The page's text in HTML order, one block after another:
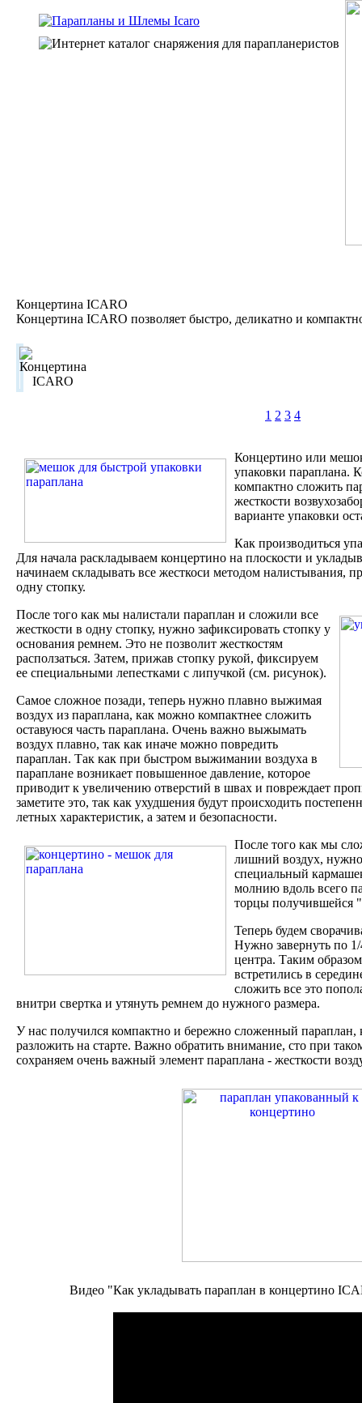
Концертина ICARO
Концертина ICARO позволяет быстро, деликатно и
1 2 3 4
Концертино или
упаковки параплана.
компактно сложить
жесткости
варианте упаковки
Как производиться
Для начала раскладываем концертино на плоскости и
начинаем складывать все жесткоси методом налистывания,
одну стопку.
После того как мы налистали параплан и сложили все
жесткости в одну стопку, нужно зафиксировать стопку у
основания ремнем. Это не позволит жесткостям
расползаться. Затем, прижав стопку рукой, фиксируем
ее специальными лепестками с липучкой (см. рисунок).
Самое сложное позади, теперь нужно плавно выжимая
воздух из параплана, как можно компактнее сложить
оставуюся часть параплана. Очень важно выжымать
воздух плавно, так как иначе можно повредить
параплан. Так как при быстром выжимании воздуха в
параплане возникает повышенное давление, которое
приводит к увеличению отверстий в швах и повреждает
заметите это, так как ухудшения будут происходить
летных характеристик, а затем и безопасности.
После того как мы
лишний воздух,
специальный
молнию вдоль всего
торцы получившейся
Теперь будем
Нужно завернуть по
центра. Таким
встретились в
сложить все это
внитри свертка и утянуть ремнем до нужного размера.
У нас получился компактно и бережно сложенный
разложить на старте. Важно обратить внимание, сто при
сохраняем очень важный элемент параплана - жесткости
Видео "Как укладывать параплан в концертино